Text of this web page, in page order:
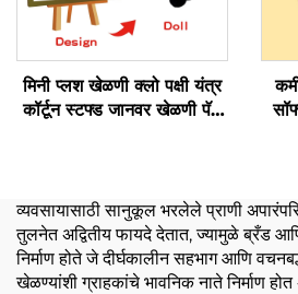
मिनी प्लश खेळणी क्लो पक्षी यंत्र
कॉर्टून स्टफ्ड जानवर खेळणी पॅज
व्यवसायासाठी सानुकूल भरलेले प्राणी
तुलनेत अद्वितीय फायदे देतात, ज्यामुळे ब्रँड
निर्माण होते जे दीर्घकालीन सहभाग आणि
खेळण्यांशी ग्राहकांचे भावनिक नाते निर्माण